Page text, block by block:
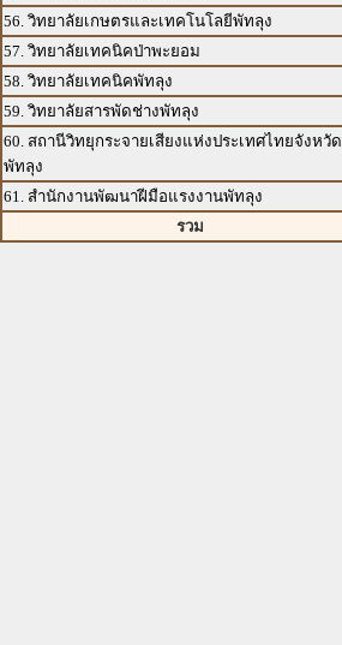
56. วิทยาลัยเกษตรและเทคโนโลยีพัทลุง
57. วิทยาลัยเทคนิคป่าพะยอม
58. วิทยาลัยเทคนิคพัทลุง
59. วิทยาลัยสารพัดช่างพัทลุง
60. สถานีวิทยุกระจายเสียงแห่งประเทศไทยจังหวัด
พัทลุง
61. สำนักงานพัฒนาฝีมือแรงงานพัทลุง
รวม